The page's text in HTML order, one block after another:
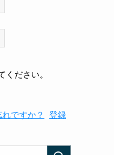
ください。
ですか？ 登録